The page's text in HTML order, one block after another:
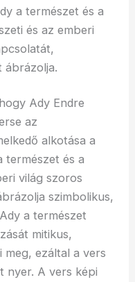
a természet és a
és az emberi
ábrázolja.
Ady Endre
az
alkotása a
természet és a
világ szoros
szimbolikus,
a természet
mitikus,
meg, ezáltal a vers
nyer. A vers képi